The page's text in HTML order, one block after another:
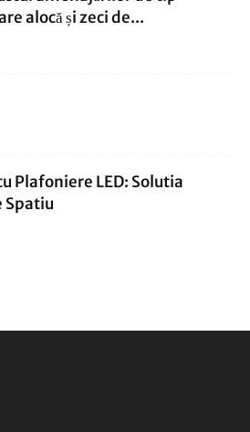
alocă și zeci de...
Plafoniere LED: Solutia
Spatiu